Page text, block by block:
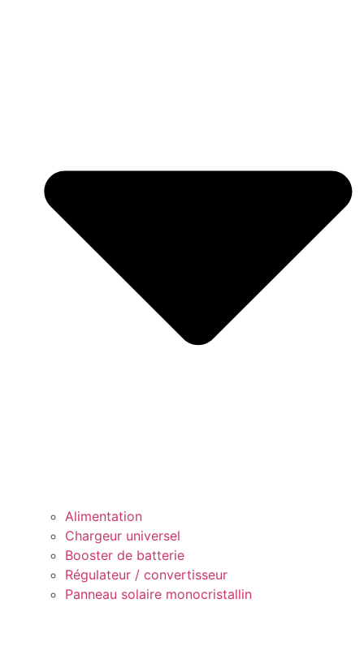
Alimentation
Chargeur universel
Booster de batterie
Régulateur / convertisseur
Panneau solaire monocristallin